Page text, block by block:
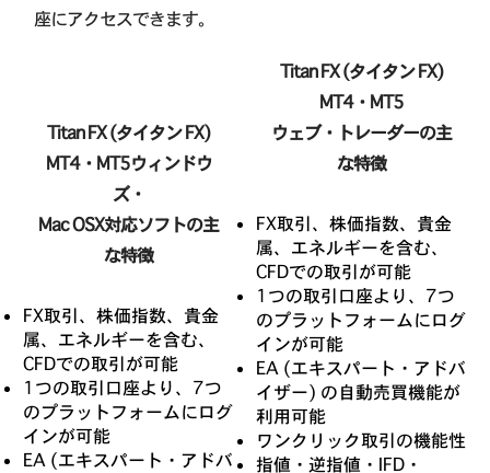
座にアクセスできます。
Titan FX (タイタン FX)
MT4・MT5ウィンドウ
ズ・
Mac OSX対応ソフトの主
な特徴
FX取引、株価指数、貴金
属、エネルギーを含む、
CFDでの取引が可能
1つの取引口座より、7つ
のプラットフォームにログ
インが可能
EA (エキスパート・アドバ
Titan FX (タイタン FX)
MT4・MT5
ウェブ・トレーダーの主
な特徴
FX取引、株価指数、貴金
属、エネルギーを含む、
CFDでの取引が可能
1つの取引口座より、7つ
のプラットフォームにログ
インが可能
EA (エキスパート・アドバ
イザー) の自動売買機能が
利用可能
ワンクリック取引の機能性
指値・逆指値・IFD・